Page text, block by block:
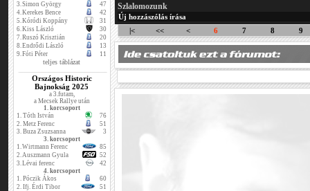
3.Simon György
47
4.Kerekes Bence
42
5.Kóródi Koppány
31
6.Kiss László
30
7.Ruszó Krisztián
20
8.Endrődi László
13
9.Fóti Péter 11
teljes táblázat
Országos Historic
Bajnokság 2025
a 3.futam,
a Mecsek Rallye után
1. korcsoport
1. Tóth István
76
2. Metz Ferenc
51
3. Buza Zsuzsanna
3
3. korcsoport
1.Wirtmann Ferenc
85
2.Auszmann Gyula
52
3.Lévai ferenc
42
4. korcsoport
1. Póczik Ákos
60
2. Ifj. Érdi Tibor
51
Szlalomozunk
Új hozzászólás írása
|<
<< < 6 7 8 9